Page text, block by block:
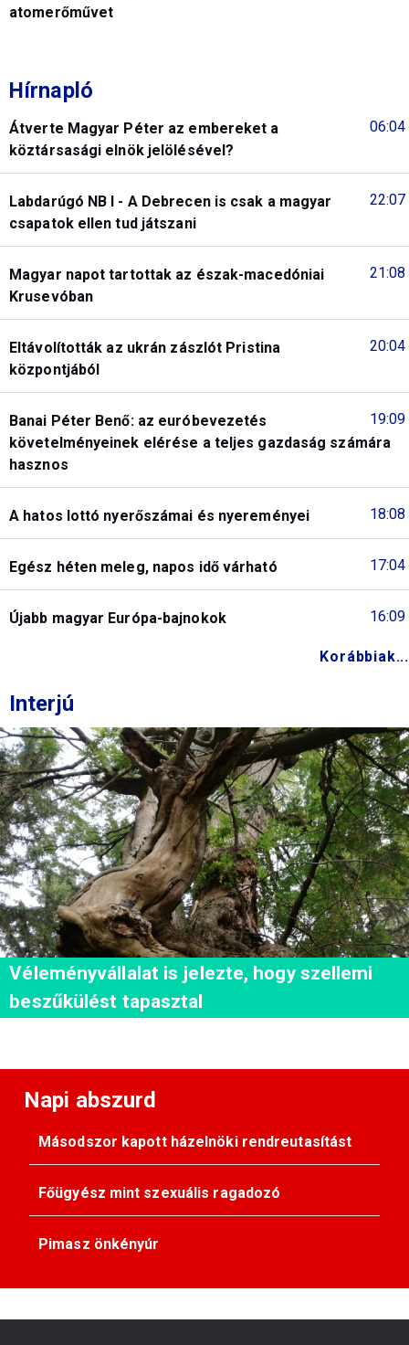
atomerőművet
Hírnapló
06:04
Átverte Magyar Péter az embereket a
köztársasági elnök jelölésével?
22:07
Labdarúgó NB I - A Debrecen is csak a magyar
csapatok ellen tud játszani
21:08
Magyar napot tartottak az észak-macedóniai
Krusevóban
20:04
Eltávolították az ukrán zászlót Pristina
központjából
19:09
Banai Péter Benő: az euróbevezetés
követelményeinek elérése a teljes gazdaság számára
hasznos
18:08
A hatos lottó nyerőszámai és nyereményei
17:04
Egész héten meleg, napos idő várható
16:09
Újabb magyar Európa-bajnokok
Korábbiak...
Interjú
Véleményvállalat is jelezte, hogy szellemi
beszűkülést tapasztal
Napi abszurd
Másodszor kapott házelnöki rendreutasítást
Főügyész mint szexuális ragadozó
Pimasz önkényúr